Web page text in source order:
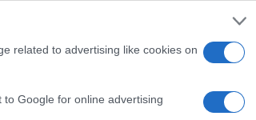
related to advertising like cookies on
Google for online advertising